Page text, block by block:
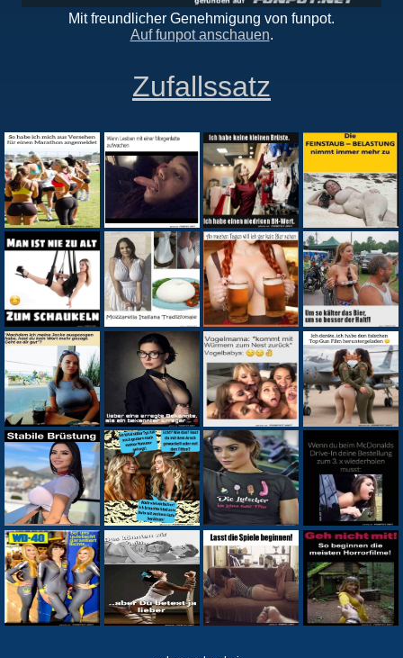
Mit freundlicher Genehmigung von funpot.
Auf funpot anschauen.
Zufallssatz